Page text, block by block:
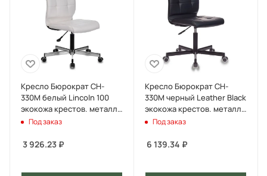
Кресло Бюрократ CH-
330M белый Lincoln 100
экокожа крестов. металл
хром
Под заказ
3 926.23 ₽
Кресло Бюрократ CH-
330M черный Leather Black
экокожа крестов. металл
черный
Под заказ
6 139.34 ₽